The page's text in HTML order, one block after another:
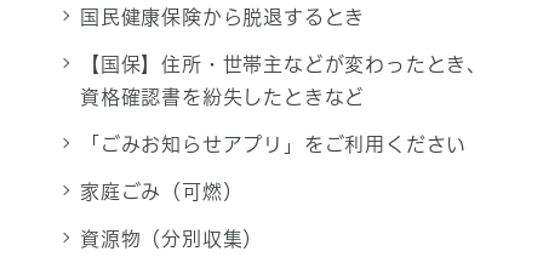
国民健康保険から脱退するとき
【国保】住所・世帯主などが変わったとき、
資格確認書を紛失したときなど
「ごみお知らせアプリ」をご利用ください
家庭ごみ（可燃）
資源物（分別収集）